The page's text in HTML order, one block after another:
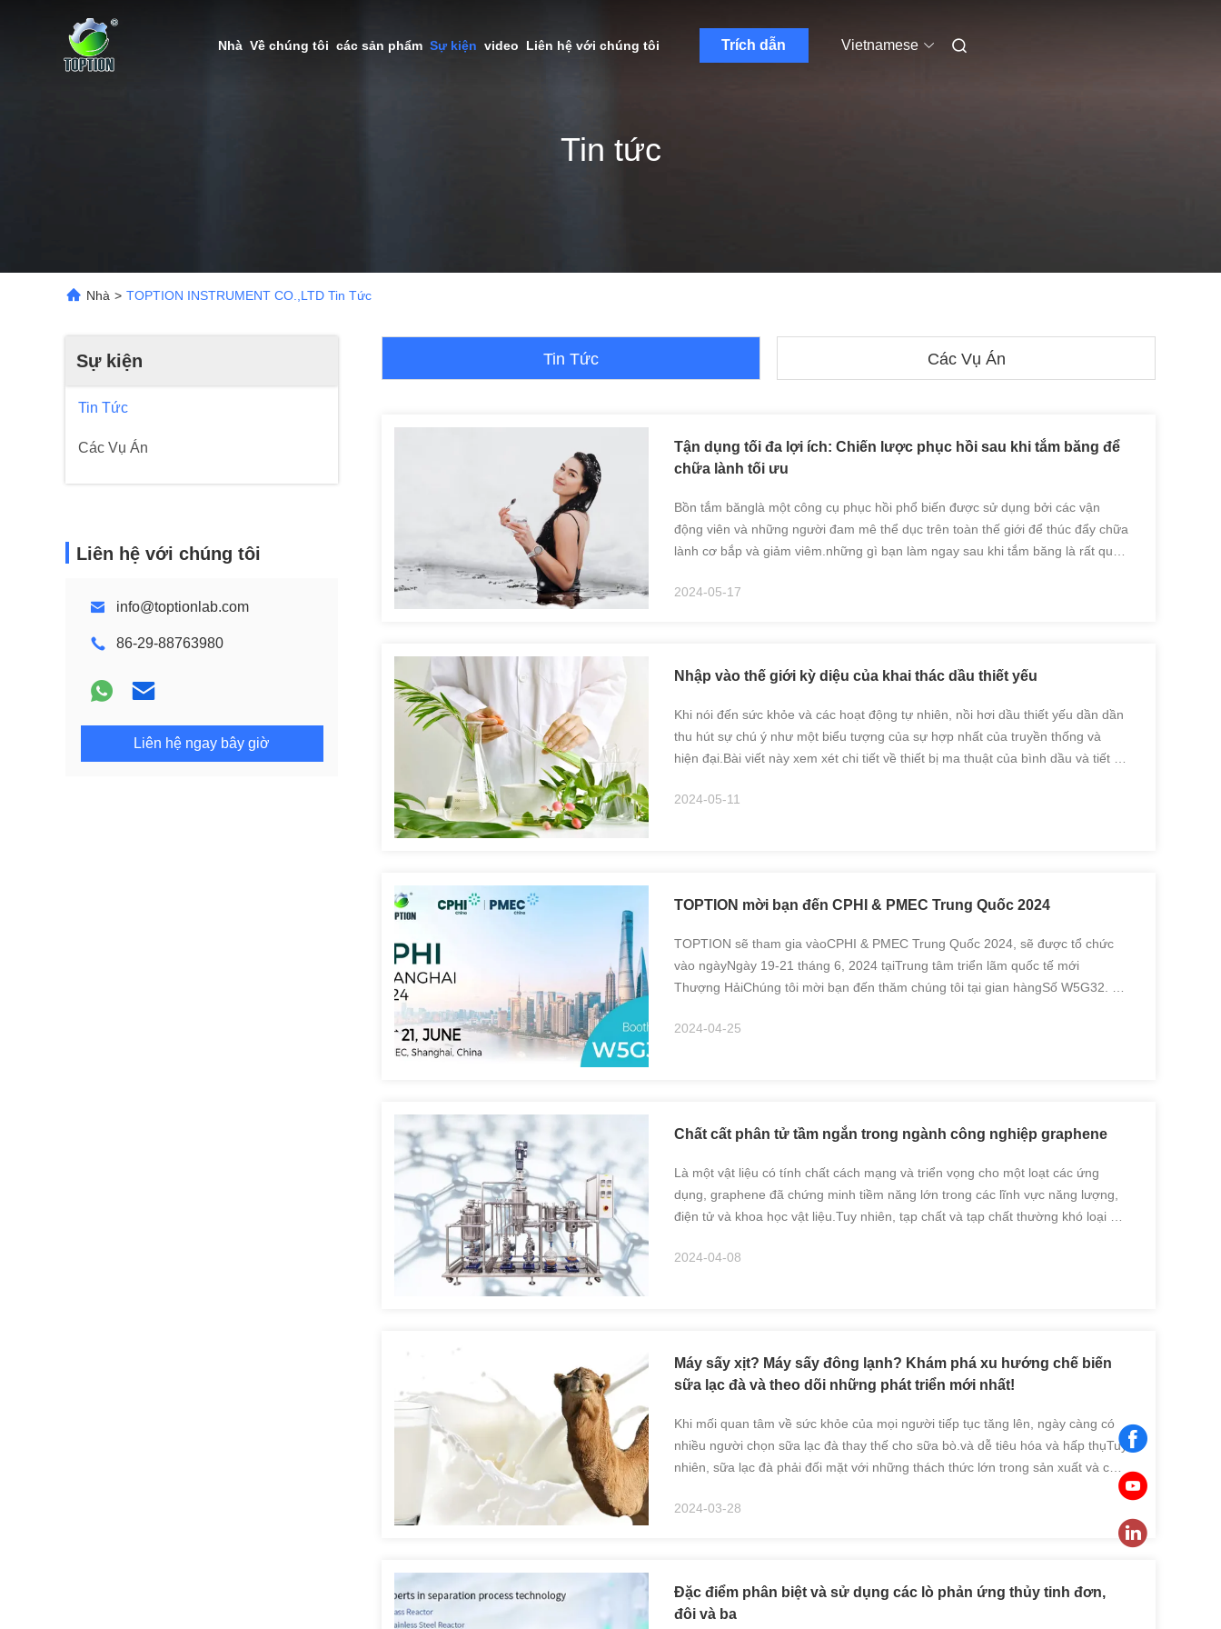
Nhà Về chúng tôi các sản phẩm Sự kiện video Liên hệ với chúng tôi Trích dẫn Vietnamese
Tin tức
Nhà > TOPTION INSTRUMENT CO.,LTD Tin Tức
Sự kiện
Tin Tức
Các Vụ Án
Liên hệ với chúng tôi
info@toptionlab.com
86-29-88763980
Liên hệ ngay bây giờ
Tin Tức Các Vụ Án
Tận dụng tối đa lợi ích: Chiến lược phục hồi sau khi tắm băng để
chữa lành tối ưu
Bồn tắm bănglà một công cụ phục hồi phổ biến được sử dụng bởi các vận
động viên và những người đam mê thể dục trên toàn thế giới để thúc đẩy chữa
lành cơ bắp và giảm viêm.những gì bạn làm ngay sau khi tắm băng là rất quan
sẻDư...
2024-05-17
Nhập vào thế giới kỳ diệu của khai thác dầu thiết yếu
Khi nói đến sức khỏe và các hoạt động tự nhiên, nồi hơi dầu thiết yếu dần dần
thu hút sự chú ý như một biểu tượng của sự hợp nhất của truyền thống và
hiện đại.Bài viết này xem xét chi tiết về thiết bị ma thuật của bình dầu và tiết lộ
2024-05-11
TOPTION mời bạn đến CPHI & PMEC Trung Quốc 2024
TOPTION sẽ tham gia vàoCPHI & PMEC Trung Quốc 2024, sẽ được tổ chức
vào ngàyNgày 19-21 tháng 6, 2024 tạiTrung tâm triển lãm quốc tế mới
Thượng HảiChúng tôi mời bạn đến thăm chúng tôi tại gian hàngSố W5G32. Là
phẩm, TOPTION sẽ ...
2024-04-25
Chất cất phân tử tầm ngắn trong ngành công nghiệp graphene
Là một vật liệu có tính chất cách mạng và triển vọng cho một loạt các ứng
dụng, graphene đã chứng minh tiềm năng lớn trong các lĩnh vực năng lượng,
điện tử và khoa học vật liệu.Tuy nhiên, tạp chất và tạp chất thường khó loại bỏ
2024-04-08
Máy sấy xịt? Máy sấy đông lạnh? Khám phá xu hướng chế biến
sữa lạc đà và theo dõi những phát triển mới nhất!
Khi mối quan tâm về sức khỏe của mọi người tiếp tục tăng lên, ngày càng có
nhiều người chọn sữa lạc đà thay thế cho sữa bò.và dễ tiêu hóa và hấp thụTuy
nhiên, sữa lạc đà phải đối mặt với những thách thức lớn trong sản xuất và chế
2024-03-28
Đặc điểm phân biệt và sử dụng các lò phản ứng thủy tinh đơn,
đôi và ba